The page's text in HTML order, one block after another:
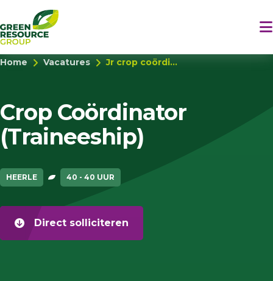
Home Vacatures Jr crop coördi...
Crop Coördinator
(Traineeship)
HEERLE 40 - 40 UUR
Direct solliciteren